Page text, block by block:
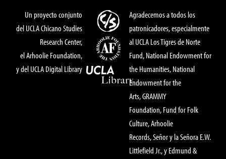
Un proyecto conjunto
del UCLA Chicano Studies
Research Center,
el Arhoolie Foundation,
y del UCLA Digital Library
Agradecemos a todos los
patronicadores, especialmente
al UCLA Los Tigres de Norte
Fund, National Endowment for
the Humanities, National
Endowment for the
Arts, GRAMMY
Foundation, Fund for Folk
Culture, Arhoolie
Records, Señor y la Señora E.W.
Littlefield Jr., y Edmund &